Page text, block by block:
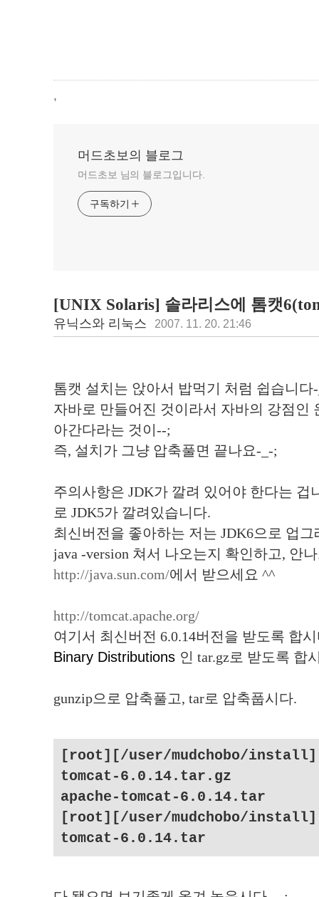
,
머드초보의 블로그
머드초보 님의 블로그입니다.
구독하기
[UNIX Solaris] 솔라리스에 톰캣
유닉스와 리눅스 2007. 11. 20. 21:46
톰캣 설치는 앉아서 밥먹기 처럼 쉽습니다
자바로 만들어진 것이라서 자바의 강점인
아간다라는 것이--;
즉, 설치가 그냥 압축풀면 끝나요-_-;
주의사항은 JDK가 깔려 있어야 한다는 겁
로 JDK5가 깔려있습니다.
최신버전을 좋아하는 저는 JDK6으로 업
java -version 쳐서 나오는지 확인하고, 안
http://java.sun.com/에서 받으세요 ^^
http://tomcat.apache.org/
여기서 최신버전 6.0.14버전을 받도록 합
Binary Distributions 인 tar.gz로 받도록 합
gunzip으로 압축풀고, tar로 압축풉시다.
[root][/user/mudchobo/install]
tomcat-6.0.14.tar.gz
apache-tomcat-6.0.14.tar
[root][/user/mudchobo/
tomcat-6.0.14.tar